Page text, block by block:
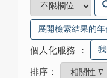
展開檢索結果的年
個人化服務 ：
排序：